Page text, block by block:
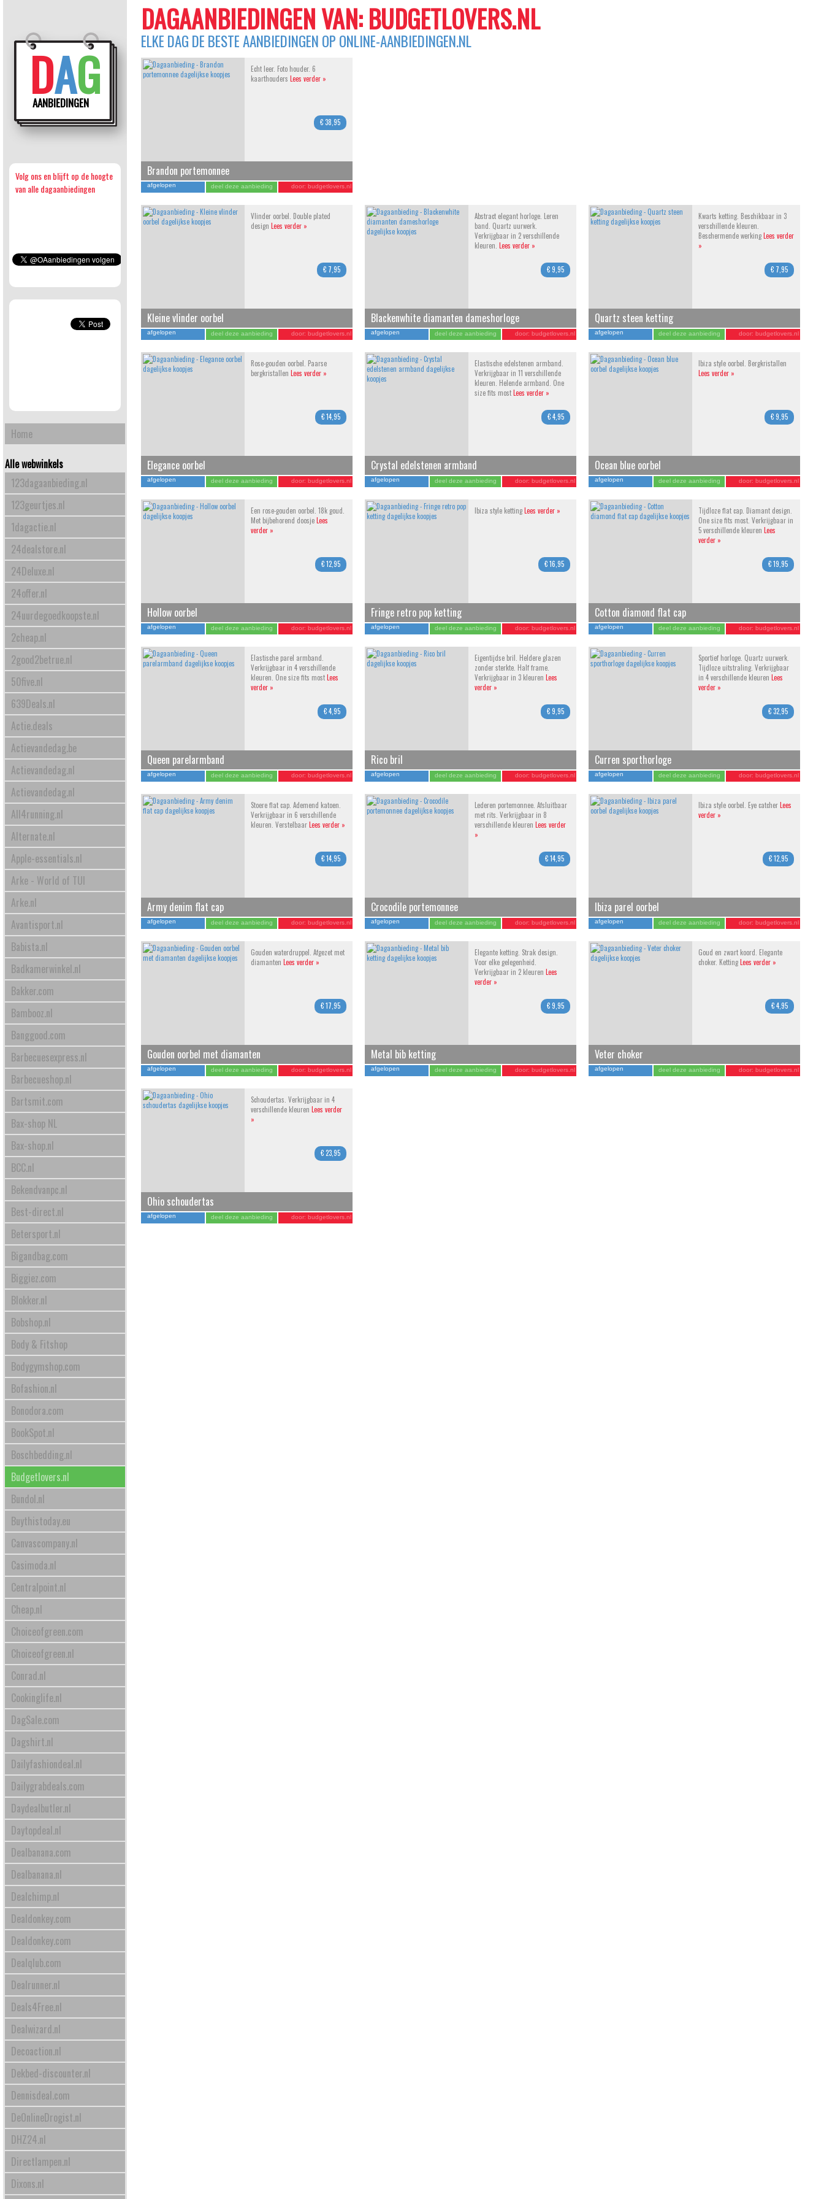
DAG
AANBIEDINGEN
Volg ons en blijft op de hoogte
van alle dagaanbiedingen
Home
Alle webwinkels
123dagaanbieding.nl
123geurtjes.nl
1dagactie.nl
24dealstore.nl
24Deluxe.nl
24offer.nl
24uurdegoedkoopste.nl
2cheap.nl
2good2betrue.nl
50five.nl
639Deals.nl
Actie.deals
Actievandedag.be
Actievandedag.nl
Actievandedag.nl
All4running.nl
Alternate.nl
Apple-essentials.nl
Arke - World of TUI
Arke.nl
Avantisport.nl
Babista.nl
Badkamerwinkel.nl
Bakker.com
Bambooz.nl
Banggood.com
Barbecuesexpress.nl
Barbecueshop.nl
Bartsmit.com
Bax-shop NL
Bax-shop.nl
BCC.nl
Bekendvanpc.nl
Best-direct.nl
Betersport.nl
Bigandbag.com
Biggiez.com
Blokker.nl
Bobshop.nl
Body & Fitshop
Bodygymshop.com
Bofashion.nl
Bonodora.com
BookSpot.nl
Boschbedding.nl
Budgetlovers.nl
Bundol.nl
Buythistoday.eu
Canvascompany.nl
Casimoda.nl
Centralpoint.nl
Cheap.nl
Choiceofgreen.com
Choiceofgreen.nl
Conrad.nl
Cookinglife.nl
DagSale.com
Dagshirt.nl
Dailyfashiondeal.nl
Dailygrabdeals.com
Daydealbutler.nl
Daytopdeal.nl
Dealbanana.com
Dealbanana.nl
Dealchimp.nl
Dealdonkey.com
Dealdonkey.com
Dealqlub.com
Dealrunner.nl
Deals4Free.nl
Dealwizard.nl
Decoaction.nl
Dekbed-discounter.nl
Dennisdeal.com
DeOnlineDrogist.nl
DHZ24.nl
Directlampen.nl
Dixons.nl
DAGAANBIEDINGEN VAN: BUDGETLOVERS.NL
ELKE DAG DE BESTE AANBIEDINGEN OP ONLINE-AANBIEDINGEN.NL
Echt leer. Foto houder. 6
kaarthouders Lees verder »
€ 38,95
Brandon portemonnee
afgelopen deel deze aanbieding door: budgetlovers.nl
Vlinder oorbel. Double plated
design Lees verder »
€ 7,95
Kleine vlinder oorbel
afgelopen deel deze aanbieding door: budgetlovers.nl
Abstract elegant horloge. Leren
band. Quartz uurwerk.
Verkrijgbaar in 2 verschillende
kleuren. Lees verder »
€ 9,95
Blackenwhite diamanten dameshorloge
afgelopen deel deze aanbieding door: budgetlovers.nl
Kwarts ketting. Beschikbaar in 3
verschillende kleuren.
Beschermende werkingLees verder
»
€ 7,95
Quartz steen ketting
afgelopen deel deze aanbieding door: budgetlovers.nl
Rose-gouden oorbel. Paarse
bergkristallen Lees verder »
€ 14,95
Elegance oorbel
afgelopen deel deze aanbieding door: budgetlovers.nl
Elastische edelstenen armband.
Verkrijgbaar in 11 verschillende
kleuren. Helende armband. One
size fits mostLees verder »
€ 4,95
Crystal edelstenen armband
afgelopen deel deze aanbieding door: budgetlovers.nl
Ibiza style oorbel. Bergkristallen
Lees verder »
€ 9,95
Ocean blue oorbel
afgelopen deel deze aanbieding door: budgetlovers.nl
Een rose-gouden oorbel. 18k goud.
Met bijbehorend doosjeLees
verder »
€ 12,95
Hollow oorbel
afgelopen deel deze aanbieding door: budgetlovers.nl
Ibiza style kettingLees verder »
€ 16,95
Fringe retro pop ketting
afgelopen deel deze aanbieding door: budgetlovers.nl
Tijdloze flat cap. Diamant design.
One size fits most. Verkrijgbaar in
5 verschillende kleuren Lees
verder »
€ 19,95
Cotton diamond flat cap
afgelopen deel deze aanbieding door: budgetlovers.nl
Elastische parel armband.
Verkrijgbaar in 4 verschillende
kleuren. One size fits mostLees
verder »
€ 4,95
Queen parelarmband
afgelopen deel deze aanbieding door: budgetlovers.nl
Eigentijdse bril. Heldere glazen
zonder sterkte. Half frame.
Verkrijgbaar in 3 kleuren Lees
verder »
€ 9,95
Rico bril
afgelopen deel deze aanbieding door: budgetlovers.nl
Sportief horloge. Quartz uurwerk.
Tijdloze uitstraling. Verkrijgbaar
in 4 verschillende kleuren Lees
verder »
€ 32,95
Curren sporthorloge
afgelopen deel deze aanbieding door: budgetlovers.nl
Stoere flat cap. Ademend katoen.
Verkrijgbaar in 6 verschillende
kleuren. VerstelbaarLees verder »
€ 14,95
Army denim flat cap
afgelopen deel deze aanbieding door: budgetlovers.nl
Lederen portemonnee. Afsluitbaar
met rits. Verkrijgbaar in 8
verschillende kleuren Lees verder
»
€ 14,95
Crocodile portemonnee
afgelopen deel deze aanbieding door: budgetlovers.nl
Ibiza style oorbel. Eye catcherLees
verder »
€ 12,95
Ibiza parel oorbel
afgelopen deel deze aanbieding door: budgetlovers.nl
Gouden waterdruppel. Afgezet met
diamanten Lees verder »
€ 17,95
Gouden oorbel met diamanten
afgelopen deel deze aanbieding door: budgetlovers.nl
Elegante ketting. Strak design.
Voor elke gelegenheid.
Verkrijgbaar in 2 kleuren Lees
verder »
€ 9,95
Metal bib ketting
afgelopen deel deze aanbieding door: budgetlovers.nl
Goud en zwart koord. Elegante
choker. KettingLees verder »
€ 4,95
Veter choker
afgelopen deel deze aanbieding door: budgetlovers.nl
Schoudertas. Verkrijgbaar in 4
verschillende kleuren Lees verder
»
€ 23,95
Ohio schoudertas
afgelopen deel deze aanbieding door: budgetlovers.nl